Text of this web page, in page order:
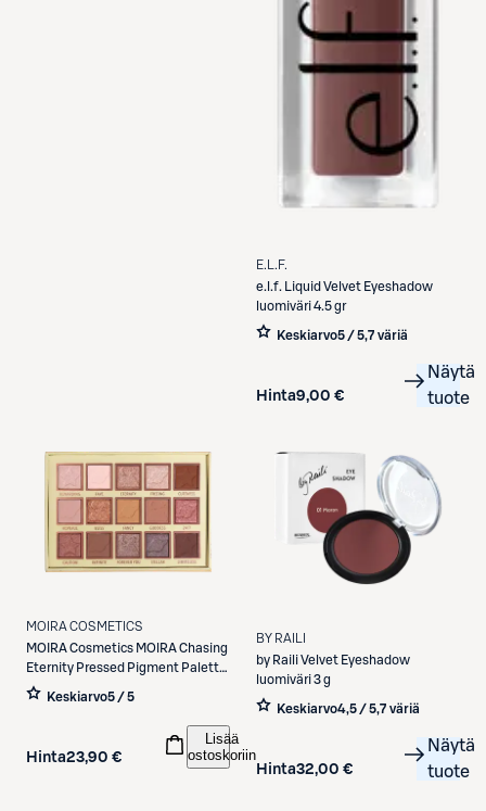
E.L.F.
e.l.f.
Liquid Velvet Eyeshadow
luomiväri 4.5 gr
Keskiarvo5 / 5,7 väriä
Hinta9,00 €
Näytä
tuote
MOIRA COSMETICS
MOIRA Cosmetics MOIRA Chasing
Eternity Pressed Pigment Palette
luomiväripaletti
Keskiarvo5 / 5
Hinta23,90 €
Lisää
ostoskoriin
BY RAILI
by RailiVelvet Eyeshadow
luomiväri 3 g
Keskiarvo4,5 / 5,7 väriä
Hinta32,00 €
Näytä
tuote